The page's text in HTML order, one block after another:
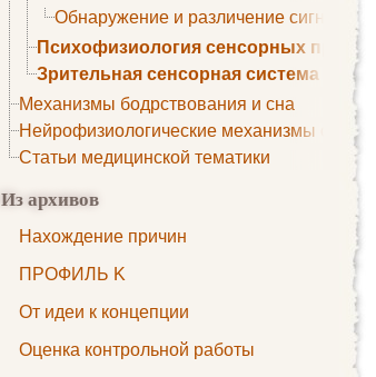
Обнаружение и различение сигналов.
Психофизиология сенсорных
Зрительная сенсорная система
Механизмы бодрствования и сна
Нейрофизиологические механизмы сна
Статьи медицинской тематики
Из архивов
Нахождение причин
ПРОФИЛЬ K
От идеи к концепции
Оценка контрольной работы